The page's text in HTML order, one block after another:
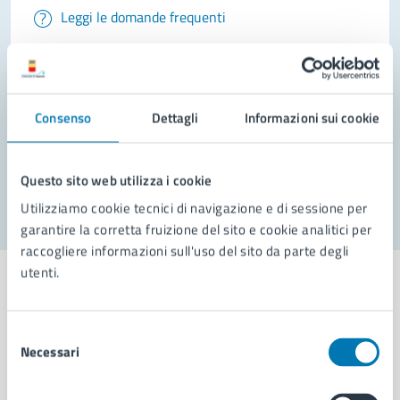
Consenso Dettagli Informazioni sui cookie
Questo sito web utilizza i cookie
Utilizziamo cookie tecnici di navigazione e di sessione per
garantire la corretta fruizione del sito e cookie analitici per
raccogliere informazioni sull'uso del sito da parte degli
utenti.
delNecessari
Leggi le domande frequenti
Problemi in città
Segnala disservizio
Comune di Napoli